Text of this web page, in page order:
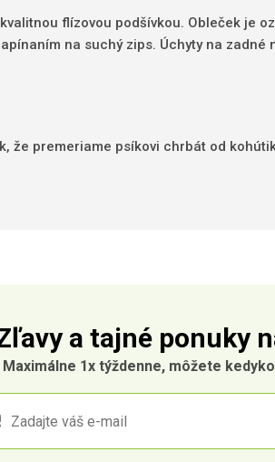
flízovou podšívkou. Obleček je
na suchý zips. Úchyty na
že premeriame psíkovi chrbát od
a tajné ponuky
Maximálne 1x týždenne, môžete